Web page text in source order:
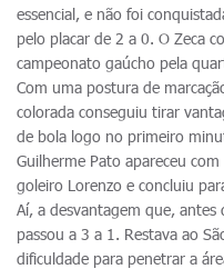
essencial, e não foi
pelo placar de 2 a 0. O Zeca
campeonato gaúcho pela
Com uma postura de
colorada conseguiu tirar
de bola logo no primeiro
Guilherme Pato apareceu
goleiro Lorenzo e concluiu
Aí, a desvantagem que,
passou a 3 a 1. Restava ao
dificuldade para penetrar a